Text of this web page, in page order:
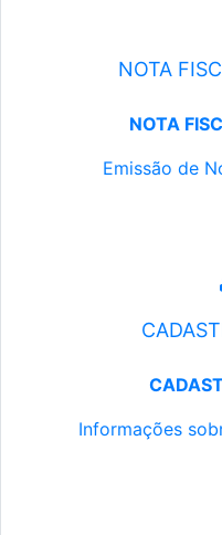
NOTA
NOTA
Emissão de
Informações